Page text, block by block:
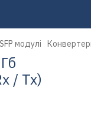
модулі
/ Tx)